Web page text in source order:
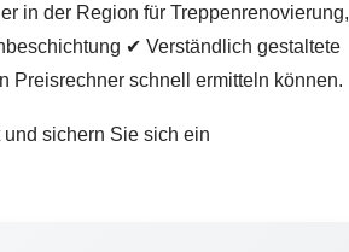
in der Region für Treppenrenovierung,
✔ Verständlich gestaltete
Preisrechner schnell ermitteln können.
sichern Sie sich ein